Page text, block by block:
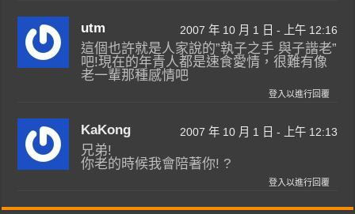
utm 2007 年 10 月 1 日 - 上午 12:16
這個也許就是人家說的”執子之手 與子諧老”
吧!現在的年青人都是速食愛情，很難有像
老一輩那種感情吧
登入以進行回覆
KaKong 2007 年 10 月 1 日 - 上午 12:13
兄弟!
你老的時候我會陪著你! ?
登入以進行回覆